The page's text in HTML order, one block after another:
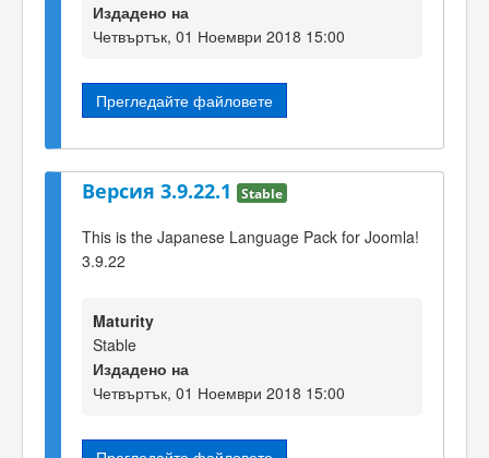
Издадено на
Четвъртък, 01 Ноември 2018 15:00
Прегледайте файловете
Версия 3.9.22.1 Stable
This is the Japanese Language Pack for Joomla!
3.9.22
Maturity
Stable
Издадено на
Четвъртък, 01 Ноември 2018 15:00